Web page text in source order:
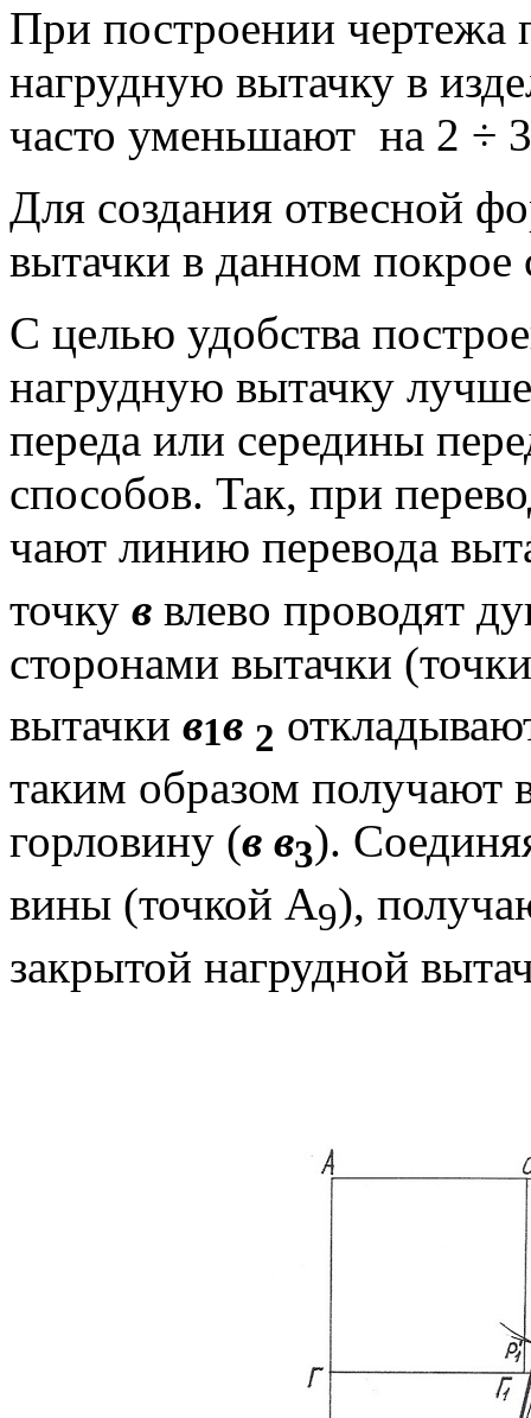
При построении чертежа
нагрудную вытачку в
часто уменьшают на 2 ÷
Для создания отвесной
вытачки в дан­ном покрое
С целью удобства
нагрудную вытачку
переда или середины
способов. Так, при
чают линию перевода
точку в влево проводят
сторонами вытачки
вытачки в1в 2
таким образом получают
горловину (в в3).
вины (точкой А9),
закрытой нагрудной